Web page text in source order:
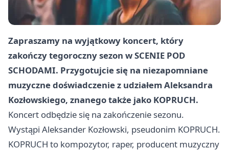
Zapraszamy na wyjątkowy koncert, który
zakończy tegoroczny sezon w SCENIE POD
SCHODAMI. Przygotujcie się na niezapomniane
muzyczne doświadczenie z udziałem Aleksandra
Kozłowskiego, znanego także jako KOPRUCH.
Koncert odbędzie się na zakończenie sezonu.
Wystąpi Aleksander Kozłowski, pseudonim KOPRUCH.
KOPRUCH to kompozytor, raper, producent muzyczny